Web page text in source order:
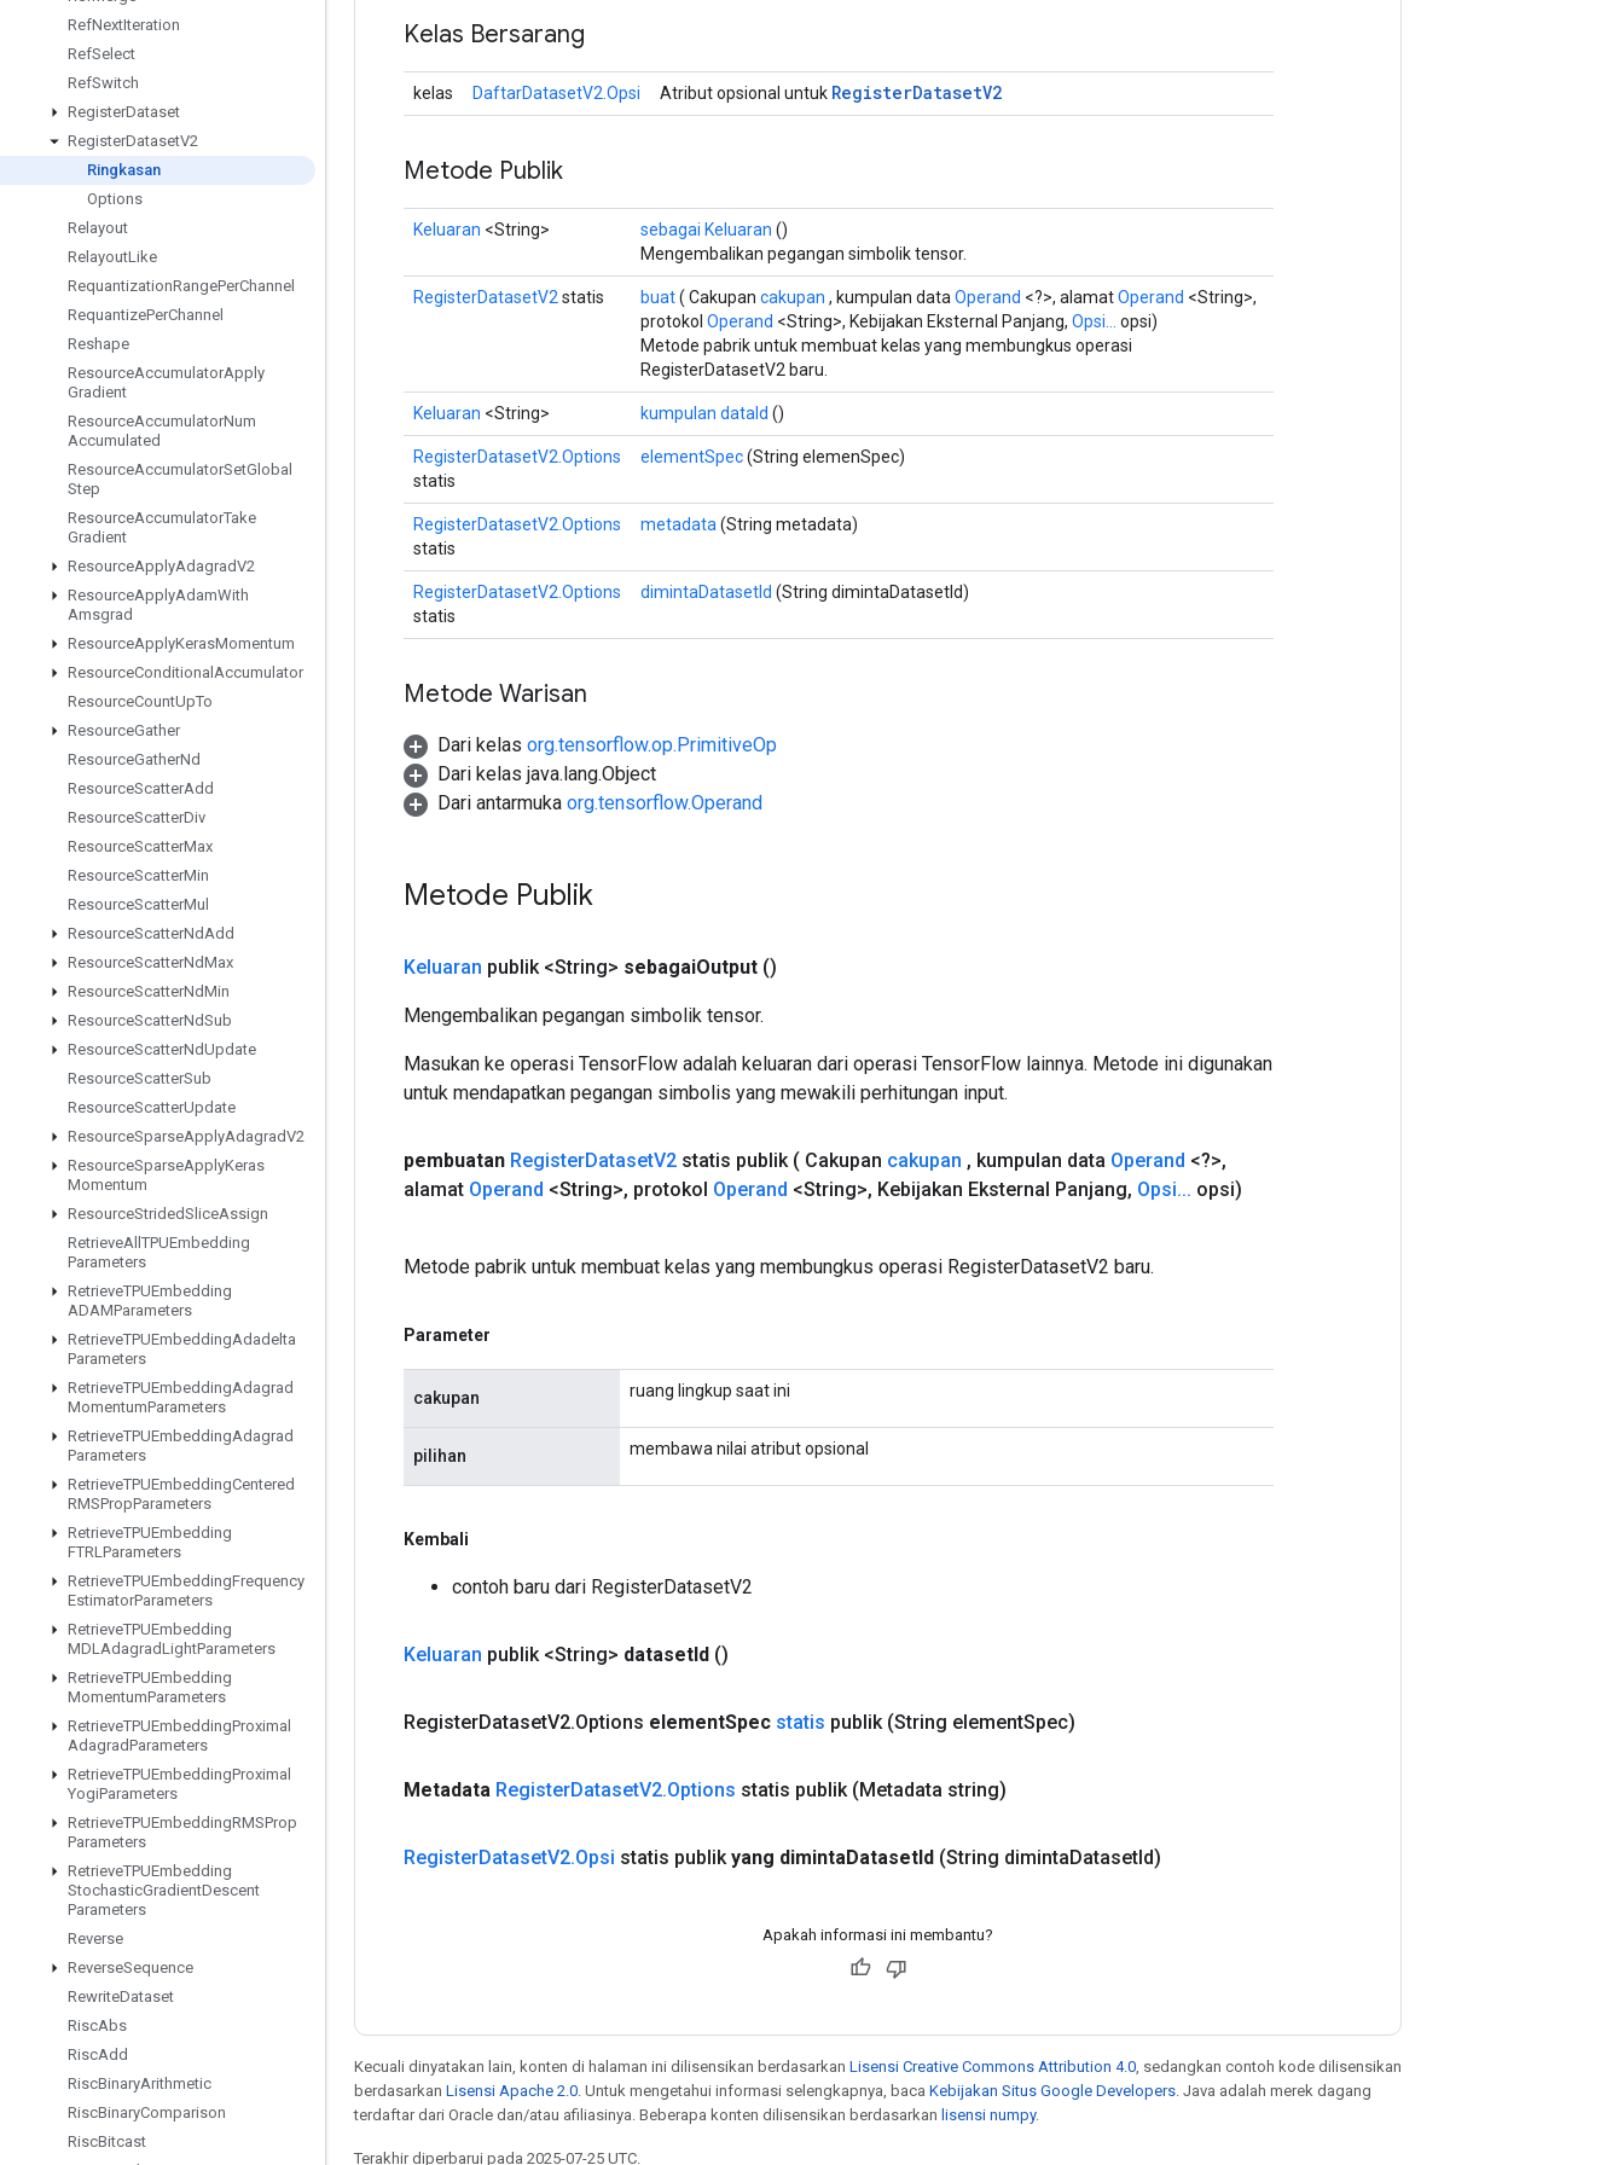
RefNextIteration
RefSelect
RefSwitch
RegisterDataset
RegisterDatasetV2
Ringkasan
Options
Relayout
RelayoutLike
RequantizationRangePerChannel
RequantizePerChannel
Reshape
ResourceAccumulatorApply
Gradient
ResourceAccumulatorNum
Accumulated
ResourceAccumulatorSetGlobal
Step
ResourceAccumulatorTake
Gradient
ResourceApplyAdagradV2
ResourceApplyAdamWith
Amsgrad
ResourceApplyKerasMomentum
ResourceConditional Accumulator
ResourceCountUpTo
ResourceGather
ResourceGatherNd
ResourceScatterAdd
ResourceScatterDiv
ResourceScatterMax
ResourceScatterMin
ResourceScatterMul
ResourceScatterNdAdd
ResourceScatterNdMax
ResourceScatterNdMin
ResourceScatterNdSub
ResourceScatterNdUpdate
ResourceScatterSub
ResourceScatterUpdate
ResourceSparseApplyAdagradV2
ResourceSparseApplyKeras
Momentum
ResourceStridedSliceAssign
RetrieveAll TPUEmbedding
Parameters
RetrieveTPUEmbedding
ADAMParameters
RetrieveTPUEmbeddingAdadelta
Parameters
RetrieveTPUEmbeddingAdagrad
MomentumParameters
RetrieveTPUEmbeddingAdagrad
Parameters
RetrieveTPUEmbeddingCentered
RMSPropParameters
RetrieveTPUEmbedding
FTRLParameters
RetrieveTPUEmbeddingFrequency
EstimatorParameters
RetrieveTPUEmbedding
MDLAdagradLightParameters
RetrieveTPUEmbedding
MomentumParameters
RetrieveTPUEmbeddingProximal
AdagradParameters
RetrieveTPUEmbeddingProximal
YogiParameters
RetrieveTPUEmbeddingRMSProp
Parameters
RetrieveTPUEmbedding
StochasticGradientDescent
Parameters
Reverse
ReverseSequence
RewriteDataset
RiscAbs
RiscAdd
RiscBinaryArithmetic
RiscBinaryComparison
RiscBitcast
Kelas Bersarang
kelas DaftarDatasetV2.Opsi Atribut opsional untuk RegisterDatasetV2
Metode Publik
Keluaran <String> sebagai Keluaran ()
Mengembalikan pegangan simbolik tensor.
RegisterDatasetV2 statis buat( Cakupan cakupan , kumpulan data Operand <?>, alamatOperand <String>,
protokol Operand <String>, Kebijakan Eksternal Panjang, Opsi...
opsi)
Metode pabrik untuk membuat kelas yang membungkus operasi
RegisterDatasetV2 baru.
Keluaran <String> kumpulan dataId ()
RegisterDatasetV2.Options
statis
elementSpec(String elemenSpec)
RegisterDatasetV2.Options
statis
metadata (String metadata)
RegisterDatasetV2.Options
statis
dimintaDatasetId (String dimintaDatasetId)
Metode Warisan
Dari kelas org.tensorflow.op.PrimitiveOp
Dari kelas java.lang.Object
Dari antarmuka org.tensorflow.Operand
Metode Publik
Keluaran publik <String> sebagaiOutput ()
Mengembalikan pegangan simbolik tensor.
Masukan ke operasi TensorFlow adalah keluaran dari operasi TensorFlow lainnya. Metode ini digunakan
untuk mendapatkan pegangan simbolis yang mewakili perhitungan input.
pembuatan RegisterDatasetV2 statis publik ( Cakupan cakupan , kumpulan data Operand <?>,
alamat Operand <String>, protokol Operand <String>, Kebijakan Eksternal Panjang, Opsi... opsi)
Metode pabrik untuk membuat kelas yang membungkus operasi RegisterDatasetV2 baru.
Parameter
cakupan ruang lingkup saat ini
pilihan membawa nilai atribut opsional
Kembali
contoh baru dari RegisterDatasetV2
Keluaran publik <String> datasetId ()
RegisterDatasetV2.Options elementSpec statis publik (String elementSpec)
Metadata RegisterDatasetV2.Options statis publik (Metadata string)
RegisterDatasetV2.Opsi statis publik yang dimintaDatasetId (String dimintaDatasetId)
Apakah informasi ini membantu?
Kecuali dinyatakan lain, konten di halaman ini dilisensikan berdasarkan Lisensi Creative Commons Attribution 4.0 , sedangkan contoh kode dilisensikan
berdasarkan Lisensi Apache 2.0 . Untuk mengetahui informasi selengkapnya, baca Kebijakan Situs Google Developers . Java adalah merek dagang
terdaftar dari Oracle dan/atau afiliasinya. Beberapa konten dilisensikan berdasarkan lisensi numpy.
Terakhir diperbarui pada 2025-07-25 UTC.